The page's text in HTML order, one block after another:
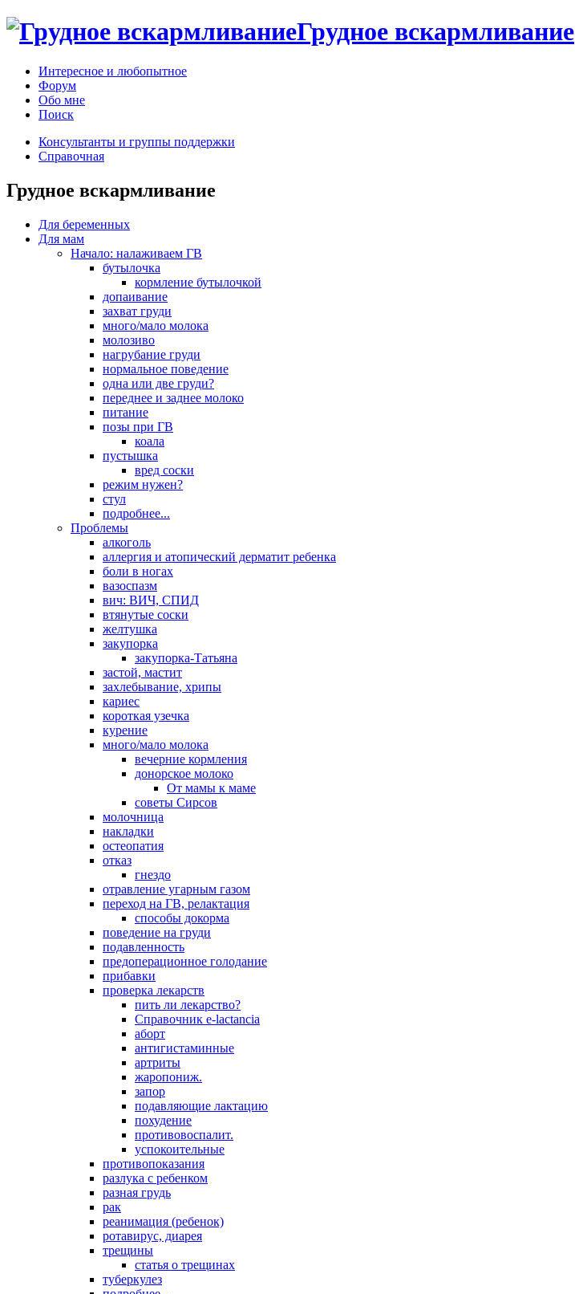
Грудное вскармливание
Интересное и любопытное
Форум
Обо мне
Поиск
Консультанты и группы поддержки
Справочная
Грудное вскармливание
Для беременных
Для мам
Начало: налаживаем ГВ
бутылочка
кормление бутылочкой
допаивание
захват груди
много/мало молока
молозиво
нагрубание груди
нормальное поведение
одна или две груди?
переднее и заднее молоко
питание
позы при ГВ
коала
пустышка
вред соски
режим нужен?
стул
подробнее...
Проблемы
алкоголь
аллергия и атопический дерматит ребенка
боли в ногах
вазоспазм
вич: ВИЧ, СПИД
втянутые соски
желтушка
закупорка
закупорка-Татьяна
застой, мастит
захлебывание, хрипы
кариес
короткая узечка
курение
много/мало молока
вечерние кормления
донорское молоко
От мамы к маме
советы Сирсов
молочница
накладки
остеопатия
отказ
гнездо
отравление угарным газом
переход на ГВ, релактация
способы докорма
поведение на груди
подавленность
предоперационное голодание
прибавки
проверка лекарств
пить ли лекарство?
Справочник e-lactancia
аборт
антигистаминные
артриты
жаропониж.
запор
подавляющие лактацию
похудение
противовоспалит.
успокоительные
противопоказания
разлука с ребенком
разная грудь
рак
реанимация (ребенок)
ротавирус, диарея
трещины
статья о трещинах
туберкулез